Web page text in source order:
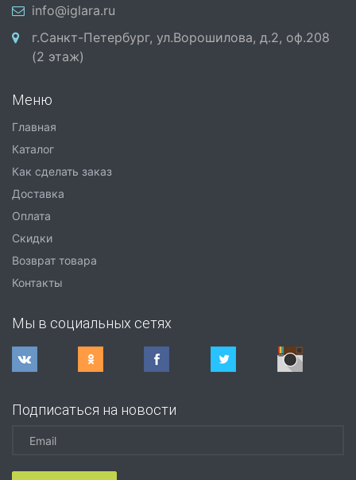
info@iglara.ru
г.Санкт-Петербург, ул.Ворошилова, д.2, оф.208
(2 этаж)
Меню
Главная
Каталог
Как сделать заказ
Доставка
Оплата
Скидки
Возврат товара
Контакты
Мы в социальных сетях
Подписаться на новости